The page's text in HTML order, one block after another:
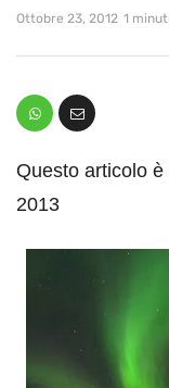
Ottobre 23, 2012 1
Questo articolo
2013